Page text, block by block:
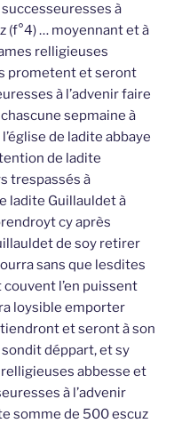
à
(f°4) … moyennant et à
relligieuses
prometent et seront
à l’advenir faire
sepmaine à
de ladite abbaye
de ladite
trespassés à
ladite Guillauldet à
cy après
de soy retirer
sans que lesdites
l’en puissent
loysible emporter
et seront à son
déppart, et sy
abbesse et
à l’advenir
somme de 500 escuz